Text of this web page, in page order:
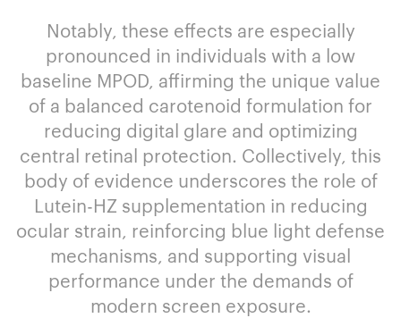
Notably, these effects are especially
pronounced in individuals with a low
baseline MPOD, affirming the unique value
of a balanced carotenoid formulation for
reducing digital glare and optimizing
central retinal protection. Collectively, this
body of evidence underscores the role of
Lutein-HZ supplementation in reducing
ocular strain, reinforcing blue light defense
mechanisms, and supporting visual
performance under the demands of
modern screen exposure.